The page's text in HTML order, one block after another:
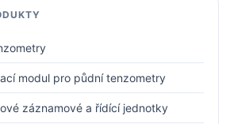
modul pro půdní tenzometry
záznamové a řídící jednotky